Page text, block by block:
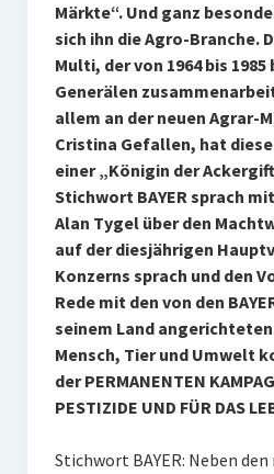
Märkte“. Und ganz
sich ihn die Agro-Branche.
Multi, der von 1964 bis
Generälen
allem an der neuen Agrar-
Cristina Gefallen, hat
einer „Königin der
Stichwort BAYER sprach
Alan Tygel über den
auf der diesjährigen
Konzerns sprach und den
Rede mit den von den
seinem Land
Mensch, Tier und Umwelt
der PERMANENTEN
PESTIZIDE UND FÜR DAS
Stichwort BAYER: Neben